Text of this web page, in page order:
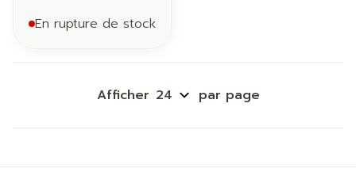
En rupture de stock
Afficher par page